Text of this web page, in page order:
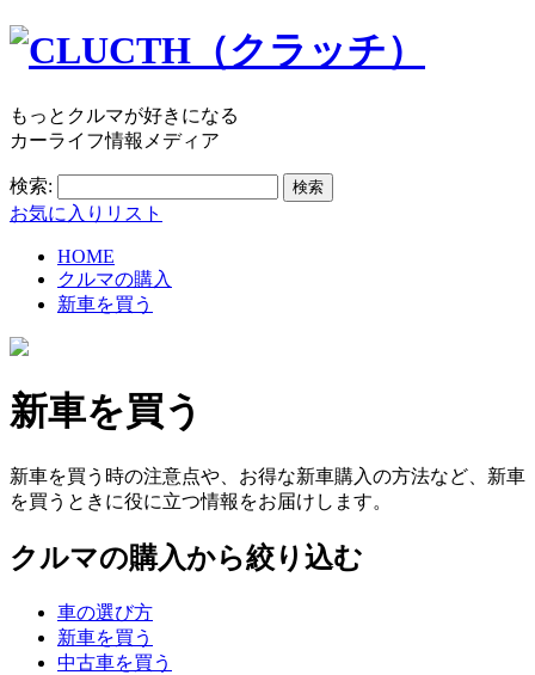
もっとクルマが好きになる
カーライフ情報メディア
検索:
お気に入りリスト
HOME
クルマの購入
新車を買う
新車を買う
新車を買う時の注意点や、お得な新車購入の方法など、新車
を買うときに役に立つ情報をお届けします。
クルマの購入から絞り込む
車の選び方
新車を買う
中古車を買う